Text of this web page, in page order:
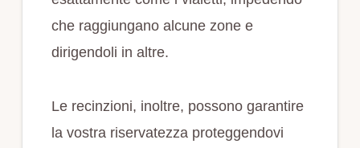
che raggiungano alcune zone e
dirigendoli in altre.
Le recinzioni, inoltre, possono garantire
la vostra riservatezza proteggendovi